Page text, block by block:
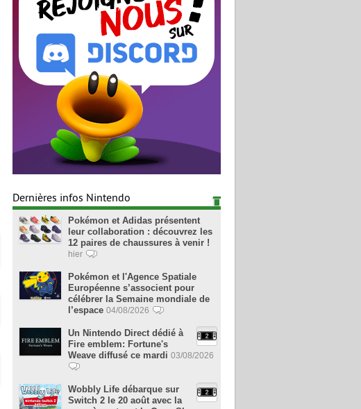
Dernières infos Nintendo
Pokémon et Adidas présentent
leur collaboration : découvrez les
12 paires de chaussures à venir !
hier
Pokémon et l'Agence Spatiale
Européenne s’associent pour
célébrer la Semaine mondiale de
l’espace 04/08/2026
Un Nintendo Direct dédié à
Fire emblem: Fortune's
Weave diffusé ce mardi 03/08/2026
Wobbly Life débarque sur
Switch 2 le 20 août avec la